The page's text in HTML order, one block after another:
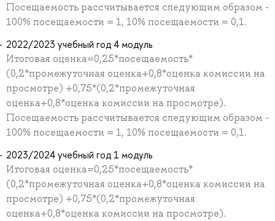
Посещаемость рассчитывается следующим образом -
100% посещаемости = 1, 10% посещаемости = 0,1.
2022/2023 учебный год 4 модуль
Итоговая оценка=0,25*посещаемость*
(0,2*промежуточная оценка+0,8*оценка комиссии на
просмотре) +0,75*(0,2*промежуточная
оценка+0,8*оценка комиссии на просмотре).
Посещаемость рассчитывается следующим образом -
100% посещаемости = 1, 10% посещаемости = 0,1.
2023/2024 учебный год 1 модуль
Итоговая оценка=0,25*посещаемость*
(0,2*промежуточная оценка+0,8*оценка комиссии на
просмотре) +0,75*(0,2*промежуточная
оценка+0,8*оценка комиссии на просмотре).